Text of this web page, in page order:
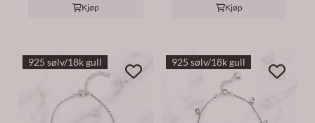
Kjøp Kjøp
925 sølv/18k gull 925 sølv/18k gull